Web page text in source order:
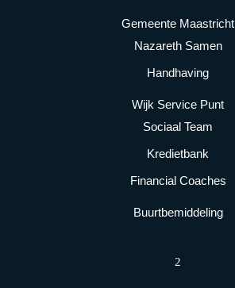
Gemeente Maastricht
Nazareth Samen
Handhaving
Wijk Service Punt
Sociaal Team
Kredietbank
Financial Coaches
Buurtbemiddeling
2